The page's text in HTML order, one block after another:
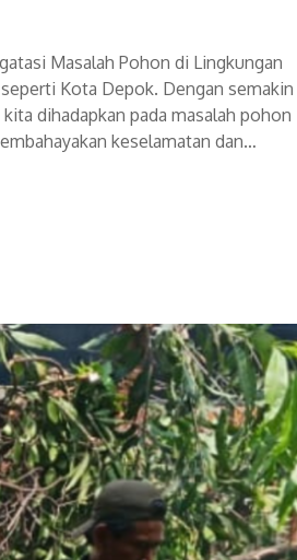
Masalah Pohon di Lingkungan
Kota Depok. Dengan semakin
dihadapkan pada masalah pohon
keselamatan dan…